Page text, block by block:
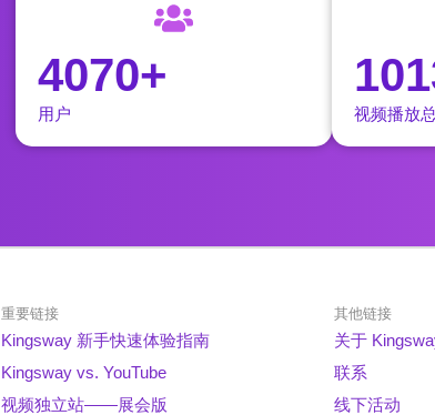
4070+
用户 视频播放
重要链接
Kingsway 新手快速体验指南
Kingsway vs. YouTube
视频独立站——展会版
其他链接
关于
联系
线下活动